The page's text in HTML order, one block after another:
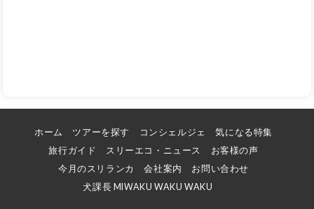
ホーム ツアーを探す コンシェルジェ
気になる特集
旅行ガイド
スリーエコ・ニュース
お客様の声
今月のスリランカ
会社案内
お問い合わせ
犬課長 MIWAKU WAKU WAKU